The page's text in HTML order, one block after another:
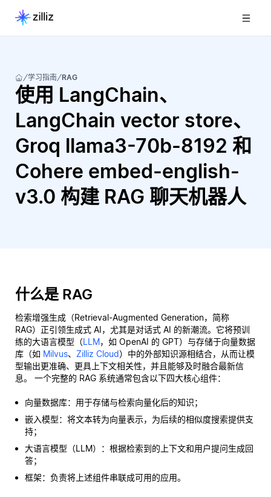
学习指南 RAG
使用 LangChain、
LangChain vector store、
Groq llama3-70b-8192 和
Cohere embed-english-
v3.0 构建 RAG 聊天机器人
什么是 RAG
检索增强生成（Retrieval-Augmented Generation，简称
RAG）正引领生成式 AI，尤其是对话式 AI 的新潮流。它将预训
练的大语言模型（LLM，如 OpenAI 的 GPT）与存储于向量数据
库（如 Milvus、 Zilliz Cloud）中的外部知识源相结合，从而让模
型输出更准确、更具上下文相关性，并且能够及时融合最新信
息。 一个完整的 RAG 系统通常包含以下四大核心组件：
向量数据库：用于存储与检索向量化后的知识；
嵌入模型：将文本转为向量表示，为后续的相似度搜索提供支
持；
大语言模型（LLM）：根据检索到的上下文和用户提问生成回
答；
框架：负责将上述组件串联成可用的应用。